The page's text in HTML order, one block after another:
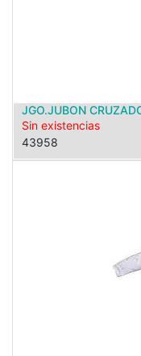
JGO.JUBON
Sin existencias
43958